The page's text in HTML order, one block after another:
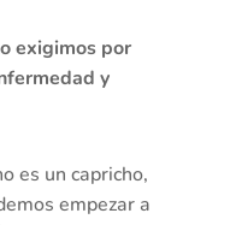
exigimos por
y
es un capricho,
empezar a